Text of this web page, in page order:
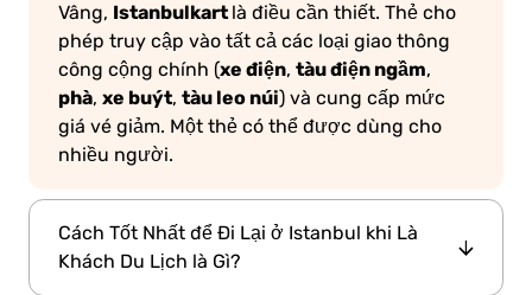
Vâng, Istanbulkart là điều cần thiết. Thẻ cho
phép truy cập vào tất cả các loại giao thông
công cộng chính (xe điện, tàu điện ngầm,
phà, xe buýt, tàu leo núi) và cung cấp mức
giá vé giảm. Một thẻ có thể được dùng cho
nhiều người.
Cách Tốt Nhất để Đi Lại ở Istanbul khi Là
Khách Du Lịch là Gì?